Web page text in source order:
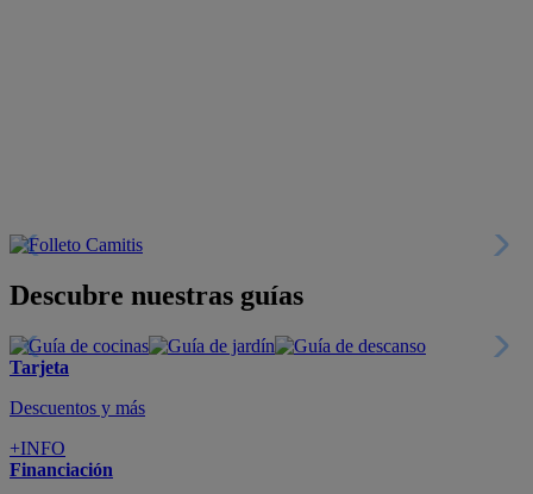
Descubre nuestras guías
Tarjeta
Descuentos y más
+INFO
Financiación